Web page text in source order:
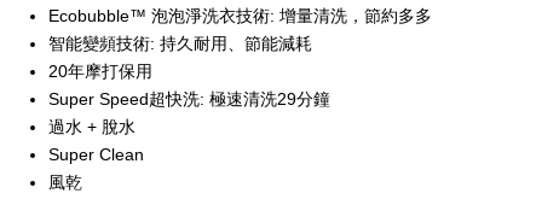
Ecobubble™ 泡泡淨洗衣技術: 增量清洗，節約多多
智能變頻技術: 持久耐用、節能減耗
20年摩打保用
Super Speed超快洗: 極速清洗29分鐘
過水 + 脫水
Super Clean
風乾